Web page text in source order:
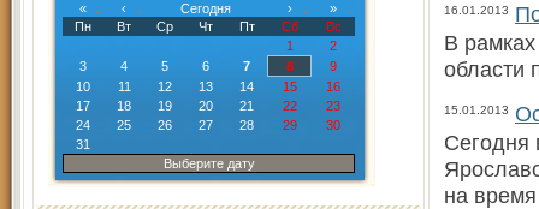
«
‹ Сегодня ›
»
Пн
Вт Ср Чт Пт Сб
Вс
1
2
3
4 5 6 7 8
9
10
11 12 13 14 15
16
17
18 19 20 21 22
23
24
25 26 27 28 29
30
31
Выберите дату
16.01.2013
В рамках
области
15.01.2013
Сегодня
на время